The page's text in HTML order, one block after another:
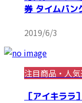
券 タイムバン
2019/6/3
注目商品・人
［アイキララ